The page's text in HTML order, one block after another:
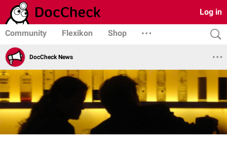
Log in
Community Flexikon Shop
DocCheck News